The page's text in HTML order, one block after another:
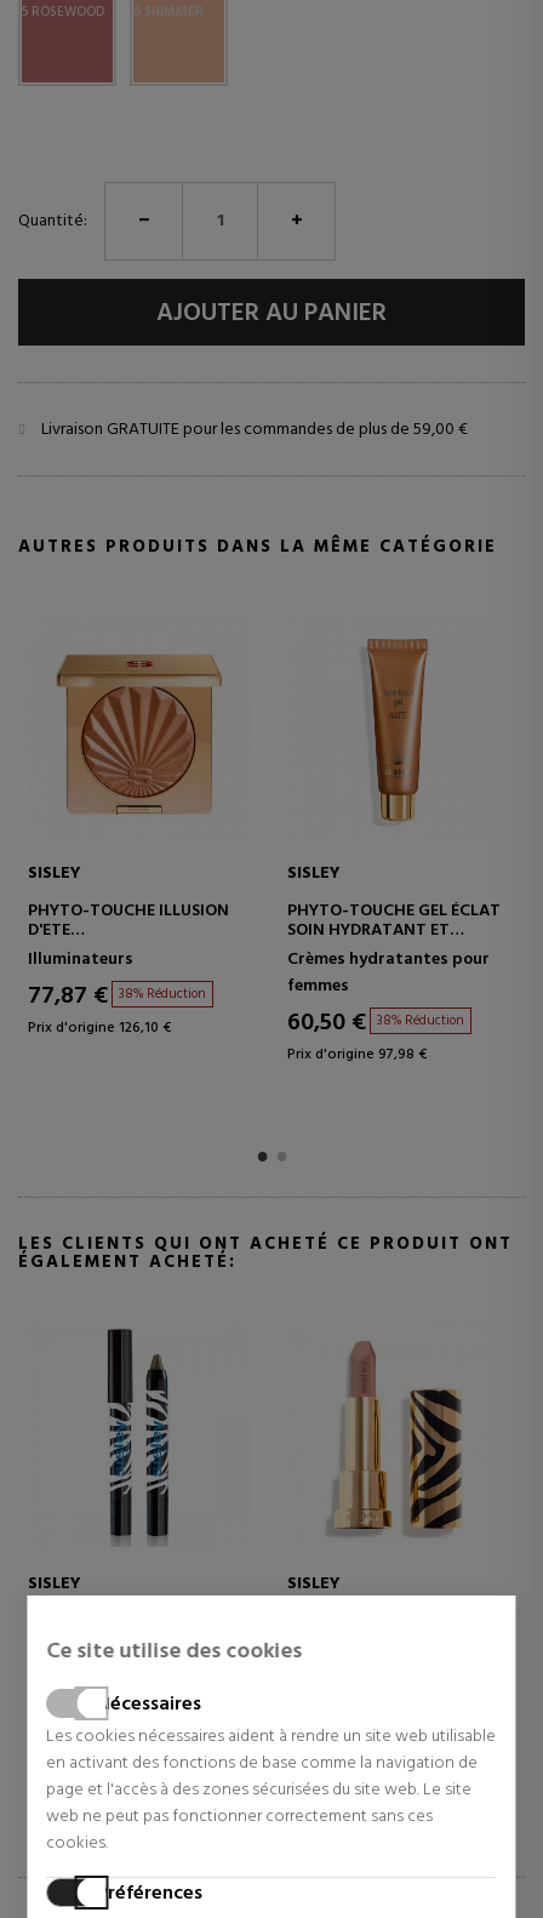
Ce site utilise des cookies
Nécessaires
Les cookies nécessaires aident à rendre un site web utilisable
en activant des fonctions de base comme la navigation de
page et l'accès à des zones sécurisées du site web. Le site
web ne peut pas fonctionner correctement sans ces
cookies.
Préférences
5 ROSEWOOD 6 SHIMMER
Quantité:
AJOUTER AU PANIER
Livraison GRATUITE pour les commandes de plus de 59,00 €
AUTRES PRODUITS DANS LA MÊME CATÉGORIE
SISLEY
L'ORCHIDÉE HIGHLIGHTER
GEL POUDRE ILLUMINATEUR
Illuminateurs
77,87 € 38% Réduction
Prix d'origine 126,10 €
YVES SAINT LAURENT
LOVENUDE LIP BLUSHER
BAUME FLOUTANT EFFET
SECONDE PEAU
Rouges à Lèvres
31,38 €
Prix d'origine 48,78 €
LES CLIENTS QUI ONT ACHETÉ CE PRODUIT ONT
ÉGALEMENT ACHETÉ:
FOND DE TEINT LIQUIDE
75,37 € 39% Réduction
Prix d'origine 123,40 €
1 revues
Prix d'origine 57,97 €
2 revues